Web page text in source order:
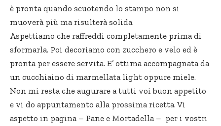
è pronta quando scuotendo lo stampo non si
muoverà più ma risulterà solida.
Aspettiamo che raffreddi completamente prima di
sformarla. Poi decoriamo con zucchero e velo ed è
pronta per essere servita. E’ ottima accompagnata da
un cucchiaino di marmellata light oppure miele.
Non mi resta che augurare a tutti voi buon appetito
e vi do appuntamento alla prossima ricetta. Vi
aspetto in pagina – Pane e Mortadella – per i vostri